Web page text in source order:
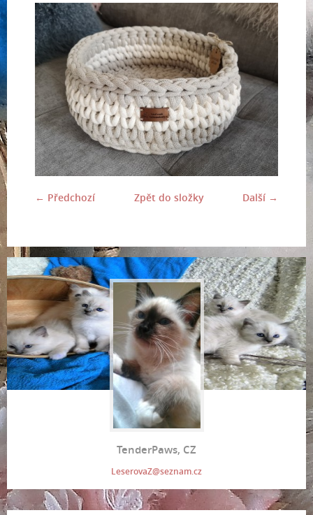
← Předchozí Další →
Zpět do složky
TenderPaws, CZ
LeserovaZ@seznam.cz